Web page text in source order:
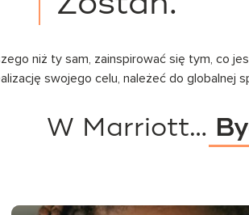
niż ty sam, zainspirować się tym, co
swojego celu, należeć do globalnej
W Marriott…